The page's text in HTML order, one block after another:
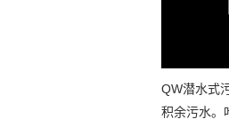
QW潜水式
积余污水。